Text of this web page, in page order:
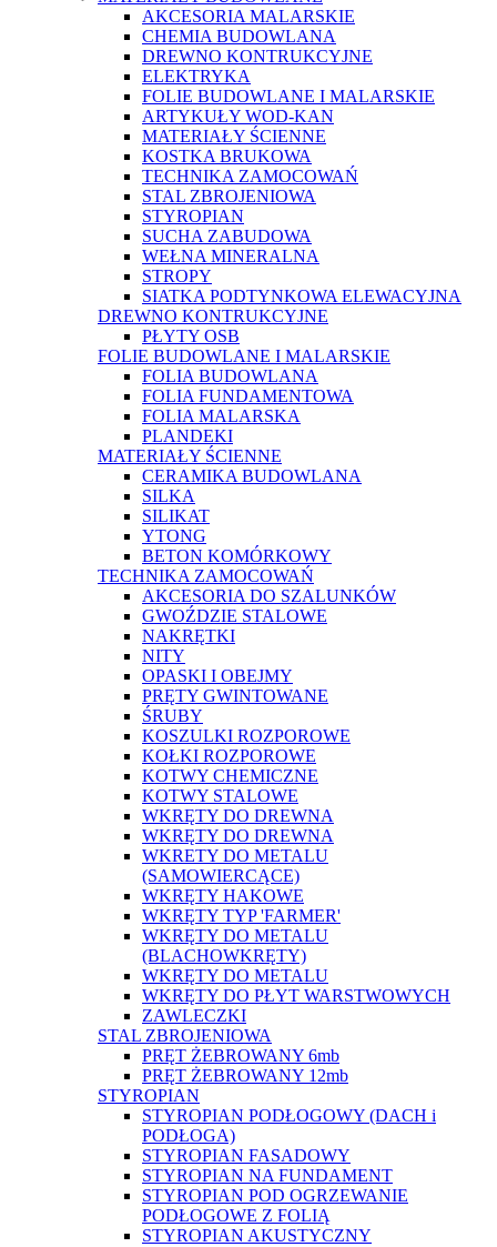
AKCESORIA MALARSKIE
CHEMIA BUDOWLANA
DREWNO KONTRUKCYJNE
ELEKTRYKA
FOLIE BUDOWLANE I MALARSKIE
ARTYKUŁY WOD-KAN
MATERIAŁY ŚCIENNE
KOSTKA BRUKOWA
TECHNIKA ZAMOCOWAŃ
STAL ZBROJENIOWA
STYROPIAN
SUCHA ZABUDOWA
WEŁNA MINERALNA
STROPY
SIATKA PODTYNKOWA ELEWACYJNA
DREWNO KONTRUKCYJNE
PŁYTY OSB
FOLIE BUDOWLANE I MALARSKIE
FOLIA BUDOWLANA
FOLIA FUNDAMENTOWA
FOLIA MALARSKA
PLANDEKI
MATERIAŁY ŚCIENNE
CERAMIKA BUDOWLANA
SILKA
SILIKAT
YTONG
BETON KOMÓRKOWY
TECHNIKA ZAMOCOWAŃ
AKCESORIA DO SZALUNKÓW
GWOŹDZIE STALOWE
NAKRĘTKI
NITY
OPASKI I OBEJMY
PRĘTY GWINTOWANE
ŚRUBY
KOSZULKI ROZPOROWE
KOŁKI ROZPOROWE
KOTWY CHEMICZNE
KOTWY STALOWE
WKRĘTY DO DREWNA
WKRĘTY DO DREWNA
WKRETY DO METALU
(SAMOWIERCĄCE)
WKRĘTY HAKOWE
WKRĘTY TYP 'FARMER'
WKRĘTY DO METALU
(BLACHOWKRĘTY)
WKRĘTY DO METALU
WKRĘTY DO PŁYT WARSTWOWYCH
ZAWLECZKI
STAL ZBROJENIOWA
PRĘT ŻEBROWANY 6mb
PRĘT ŻEBROWANY 12mb
STYROPIAN
STYROPIAN PODŁOGOWY (DACH i
PODŁOGA)
STYROPIAN FASADOWY
STYROPIAN NA FUNDAMENT
STYROPIAN POD OGRZEWANIE
PODŁOGOWE Z FOLIĄ
STYROPIAN AKUSTYCZNY